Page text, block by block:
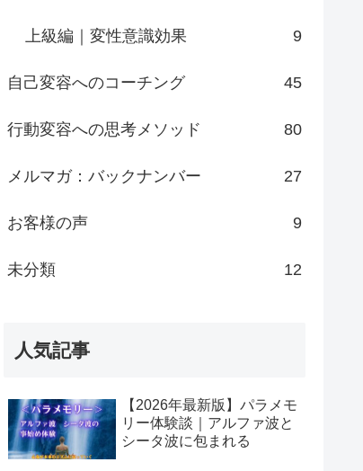
上級編｜変性意識効果 9
自己変容へのコーチング 45
行動変容への思考メソッド 80
メルマガ：バックナンバー 27
お客様の声 9
未分類 12
人気記事
【2026年最新版】パラメモ
リー体験談｜アルファ波と
シータ波に包まれる